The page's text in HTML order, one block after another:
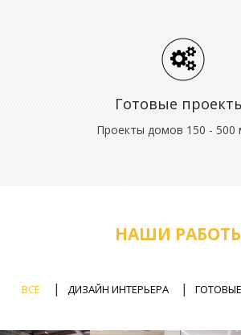
Готовые
Проекты домов 150 - 500
НАШИ
ВСЕ | ДИЗАЙН ИНТЕРЬЕРА |